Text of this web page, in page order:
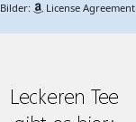
Bilder: License Agreement